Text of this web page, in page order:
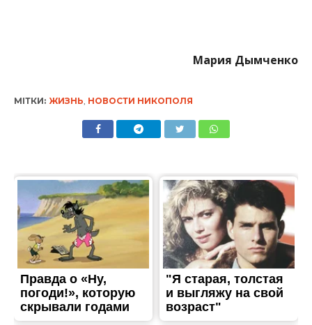
Мария Дымченко
МІТКИ: ЖИЗНЬ, НОВОСТИ НИКОПОЛЯ